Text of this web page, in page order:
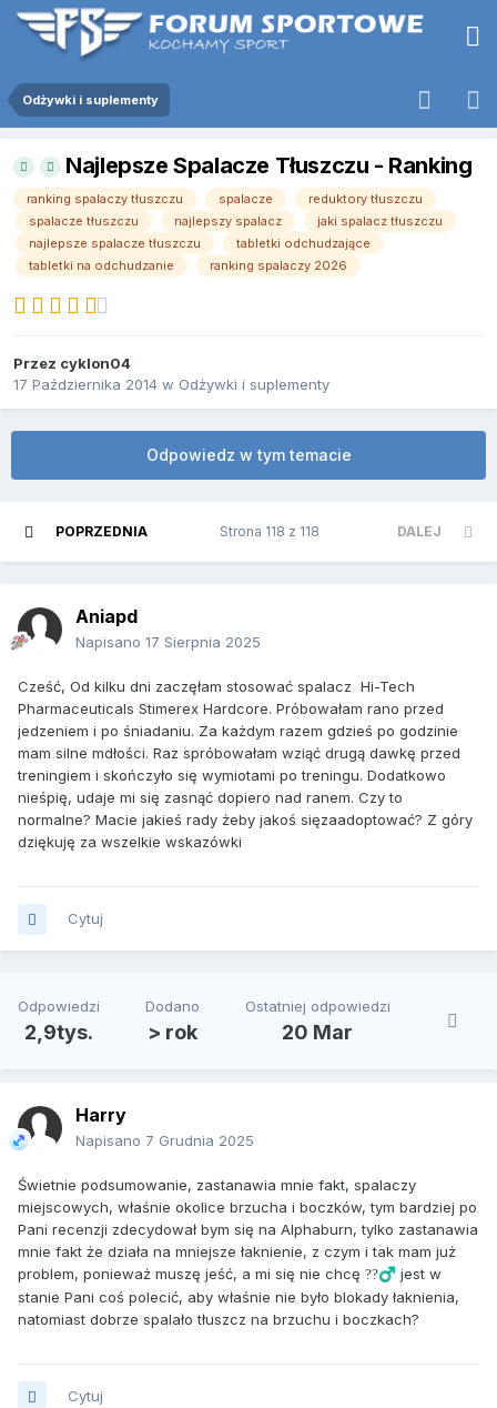
Odżywki i suplementy
Najlepsze Spalacze Tłuszczu - Ranking
ranking spalaczy tłuszczu spalacze
reduktory tłuszczu
spalacze tłuszczu
najlepszy spalacz
jaki spalacz tłuszczu
najlepsze spalacze tłuszczu
tabletki odchudzające
tabletki na odchudzanie
ranking spalaczy 2026
Przez cyklon04
17 Października 2014 w Odżywki i suplementy
Odpowiedz w tym temacie
POPRZEDNIA DALEJ
Strona 118 z 118
Aniapd
Napisano 17 Sierpnia 2025
Cześć, Od kilku dni zaczęłam stosować spalacz Hi-Tech
Pharmaceuticals Stimerex Hardcore. Próbowałam rano przed
jedzeniem i po śniadaniu. Za każdym razem gdzieś po godzinie
mam silne mdłości. Raz spróbowałam wziąć drugą dawkę przed
treningiem i skończyło się wymiotami po treningu. Dodatkowo
nieśpię, udaje mi się zasnąć dopiero nad ranem. Czy to
normalne? Macie jakieś rady żeby jakoś sięzaadoptować? Z góry
dziękuję za wszelkie wskazówki
Cytuj
Odpowiedzi
2,9tys.
Dodano
> rok
Ostatniej odpowiedzi
20 Mar
Harry
Napisano 7 Grudnia 2025
Świetnie podsumowanie, zastanawia mnie fakt, spalaczy
miejscowych, właśnie okolice brzucha i boczków, tym bardziej po
Pani recenzji zdecydował bym się na Alphaburn, tylko zastanawia
mnie fakt że działa na mniejsze łaknienie, z czym i tak mam już
problem, ponieważ muszę jeść, a mi się nie chcę ??‍♂️ jest w
stanie Pani coś polecić, aby właśnie nie było blokady łaknienia,
natomiast dobrze spalało tłuszcz na brzuchu i boczkach?
Cytuj